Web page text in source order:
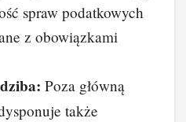
spraw podatkowych
z obowiązkami
Poza główną
także